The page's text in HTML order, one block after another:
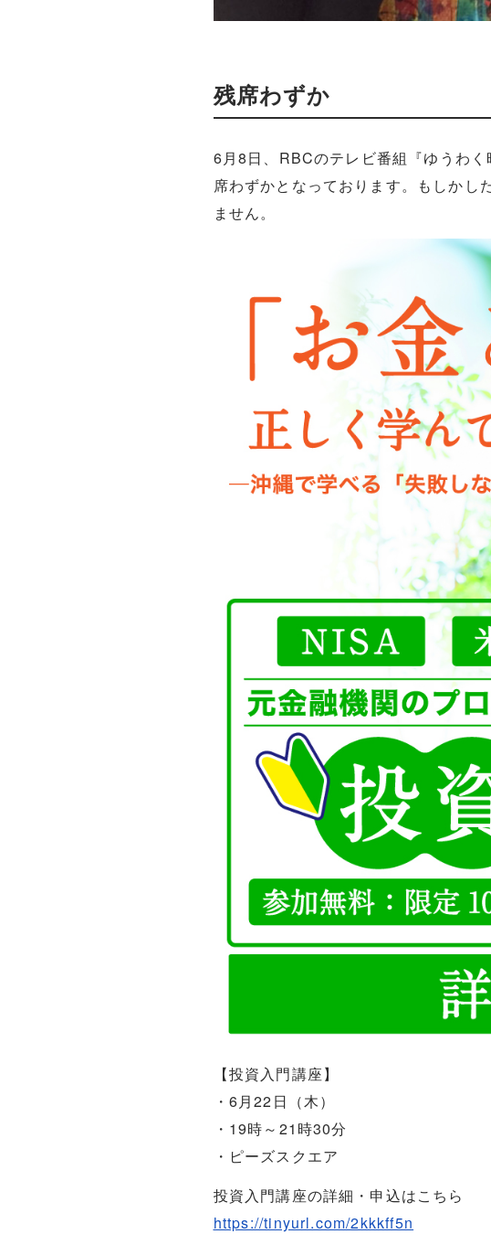
残席わずか
6月8日、RBCのテレビ番組『ゆうわ
席わずかとなっております。もしかし
ません。
【投資入門講座】
・6月22日（木）
・19時～21時30分
・ピーズスクエア
投資入門講座の詳細・申込はこちら
https://tinyurl.com/2kkkff5n